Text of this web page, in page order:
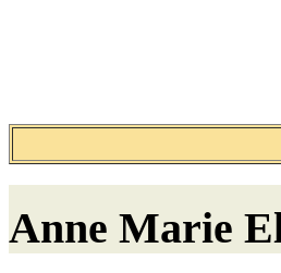
Anne Marie